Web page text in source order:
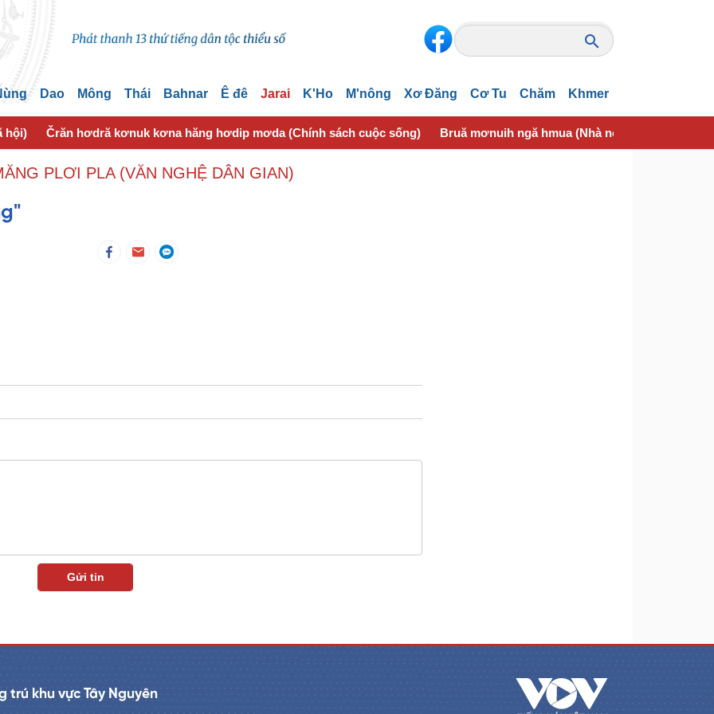
Dao Mông Thái Bahnar Ê đê Jarai K'Ho M'nông Xơ Đăng Cơ Tu Chăm Khmer
hội) Črăn hơdră kơnuk kơna hăng hơdip mơda (Chính sách cuộc sống) Bruă mơnuih ngă hmua (Nhà nông)
PLƠI PLA (VĂN NGHỆ DÂN GIAN)
trú khu vực Tây Nguyên